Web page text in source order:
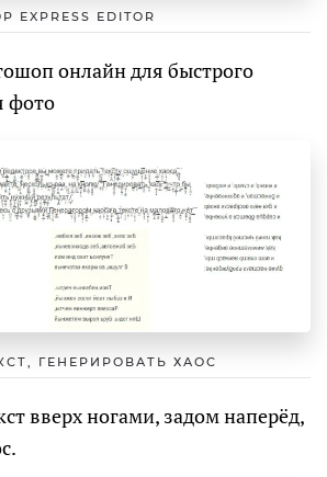
EXPRESS EDITOR
онлайн для быстрого
фото
ГЕНЕРИРОВАТЬ ХАОС
вверх ногами, задом наперёд,